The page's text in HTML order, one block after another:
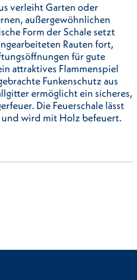
verleiht Garten oder
außergewöhnlichen
Form der Schale setzt
Rauten fort,
für gute
attraktives Flammenspiel
Funkenschutz aus
ermöglicht ein sicheres,
Die Feuerschale lässt
wird mit Holz befeuert.